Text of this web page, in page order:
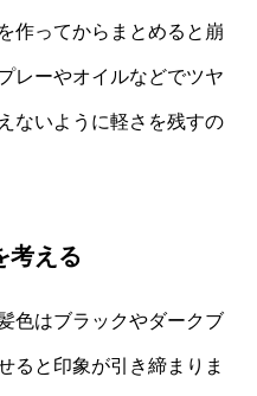
作ってからまとめると崩
レーやオイルなどでツヤ
ないように軽さを残すの
考える
色はブラックやダークブ
ると印象が引き締まりま